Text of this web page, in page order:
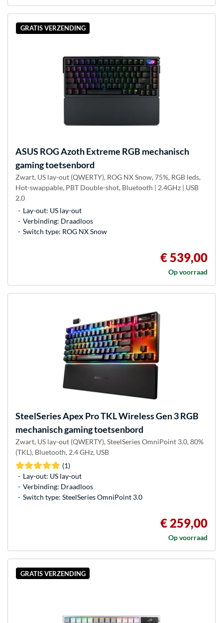
GRATIS VERZENDING
ASUS ROG Azoth Extreme RGB mechanisch
gaming toetsenbord
Zwart, US lay-out (QWERTY), ROG NX Snow, 75%, RGB leds,
Hot-swappable, PBT Double-shot, Bluetooth | 2.4GHz | USB
2.0
Lay-out: US lay-out
Verbinding: Draadloos
Switch type: ROG NX Snow
€ 539,00
Op voorraad
SteelSeriesApex Pro TKL Wireless Gen 3 RGB
mechanisch gaming toetsenbord
Zwart, US lay-out (QWERTY), SteelSeries OmniPoint 3.0, 80%
(TKL), Bluetooth, 2.4 GHz, USB
(1)
Lay-out: US lay-out
Verbinding: Draadloos
Switch type: SteelSeries OmniPoint 3.0
€ 259,00
Op voorraad
GRATIS VERZENDING